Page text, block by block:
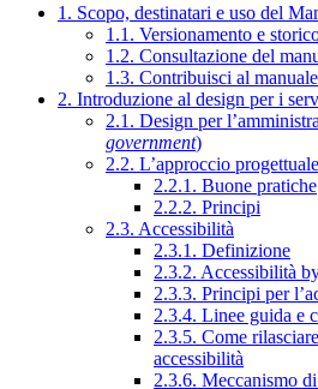
1. Scopo, destinatari e uso del
1.1. Versionamento e
1.2. Consultazione del
1.3. Contribuisci al manuale
2. Introduzione al design per i
2.1. Design per
government)
2.2. L’approccio progettuale
2.2.1. Buone pratiche
2.2.2. Principi
2.3. Accessibilità
2.3.1. Definizione
2.3.2. Accessibilità
2.3.3. Principi per
2.3.4. Linee guida e
2.3.5. Come
accessibilità
2.3.6. Meccanismo